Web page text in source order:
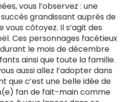
vous l’observez : une
grandissant auprès de
côtoyez. Il s’agit des
Ces personnages facétieux
le mois de décembre
ainsi que toute la famille.
aussi allez l’adopter dans
que c’est une belle idée de
fan de fait-main comme